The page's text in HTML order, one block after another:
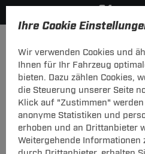
Ihre Cookie
Wir verwenden Cookies und
Ihnen für Ihr Fahrzeug
bieten. Dazu zählen Cookies,
die Steuerung unserer Seite
Klick auf "Zustimmen"
anonyme Statistiken und
erhoben und an Drittanbieter
Weitergehende Informationen
Hier geht's zur Fahrzeugübersicht:
Menabo Dachträger
Kombi 09.2016 - jetzt